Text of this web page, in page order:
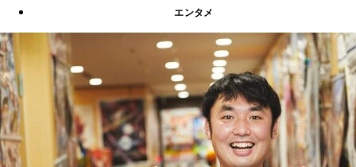
エンタメ